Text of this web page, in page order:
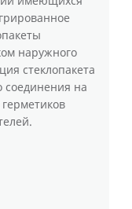
наружного
стеклопакета
соединения на